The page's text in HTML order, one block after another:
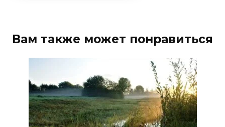
Вам также может понравиться